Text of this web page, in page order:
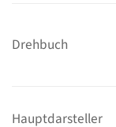
Drehbuch
Hauptdarsteller